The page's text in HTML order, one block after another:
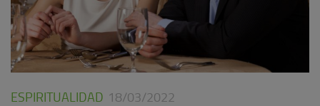
ESPIRITUALIDAD 18/03/2022